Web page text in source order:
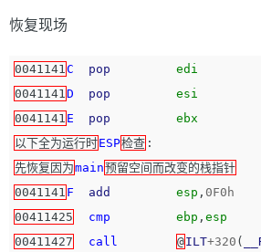
恢复现场
0041141C pop
edi
0041141D pop
esi
0041141 E pop
ebx
以下全为运行时ESP检查 :
先恢复因为main预留空间而改变的栈指针
0041141 F add esp , 0F0h
00411425
cmp ebp , esp
00411427
call @ILT+320 (